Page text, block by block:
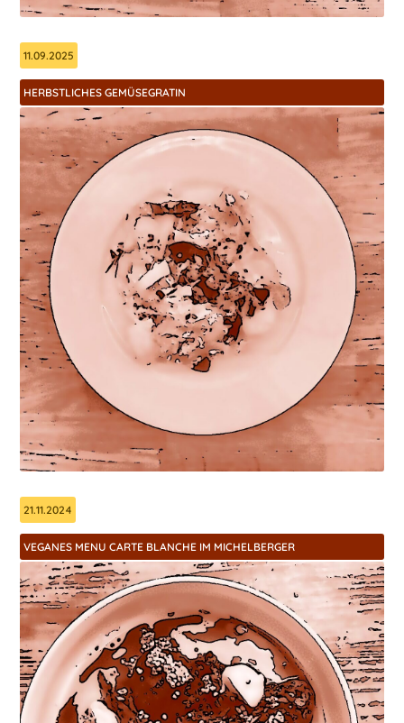
11.09.2025
HERBSTLICHES GEMÜSEGRATIN
21.11.2024
VEGANES MENU CARTE BLANCHE IM MICHELBERGER